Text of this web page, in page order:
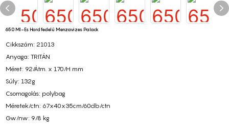
650 Ml-Es Hordfedelű Menzavizes Palack
Cikkszám: 21013
Anyaga: TRITÁN
Méret: 92/Átm. x 170/H mm
Súly: 132g
Csomagolás: polybag
Méretek/ctn: 67x40x35cm/60db/ctn
Gw/nw: 9/8 kg